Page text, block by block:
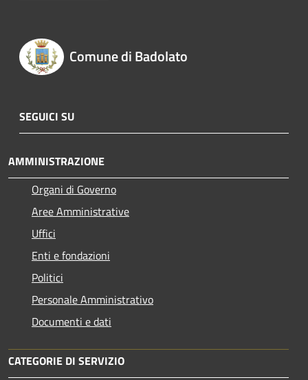
Comune di Badolato
SEGUICI SU
AMMINISTRAZIONE
Organi di Governo
Aree Amministrative
Uffici
Enti e fondazioni
Politici
Personale Amministrativo
Documenti e dati
CATEGORIE DI SERVIZIO